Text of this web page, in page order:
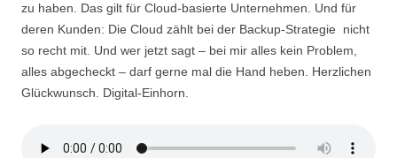
zu haben. Das gilt für Cloud-basierte Unternehmen. Und für
deren Kunden: Die Cloud zählt bei der Backup-Strategie nicht
so recht mit. Und wer jetzt sagt – bei mir alles kein Problem,
alles abgecheckt – darf gerne mal die Hand heben. Herzlichen
Glückwunsch. Digital-Einhorn.